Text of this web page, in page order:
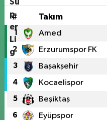
# Takım
1 Amed
2 Erzurumspor FK
3 Başakşehir
4 Kocaelispor
5 Beşiktaş
6 Eyüpspor